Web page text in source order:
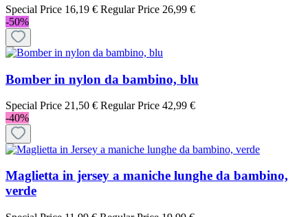
Special Price 16,19 € Regular Price 26,99 €
-50%
Bomber in nylon da bambino, blu
Special Price 21,50 € Regular Price 42,99 €
-40%
Maglietta in jersey a maniche lunghe da bambino,
verde